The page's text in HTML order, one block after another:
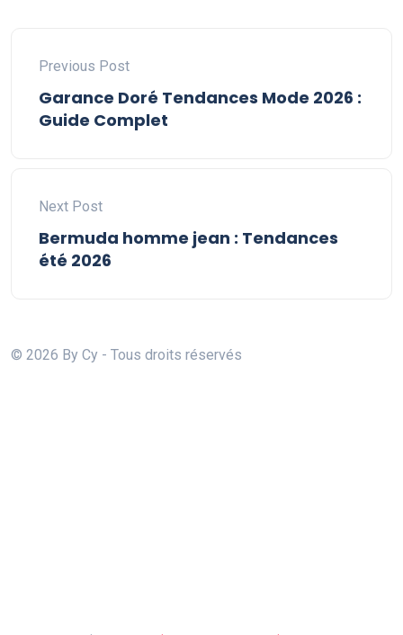
Previous Post
Garance Doré Tendances Mode 2026 :
Guide Complet
Next Post
Bermuda homme jean : Tendances
été 2026
© 2026 By Cy - Tous droits réservés